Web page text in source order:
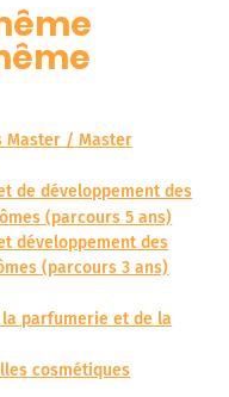
Master / Master
de développement des
(parcours 5 ans)
développement des
(parcours 3 ans)
parfumerie et de la
cosmétiques